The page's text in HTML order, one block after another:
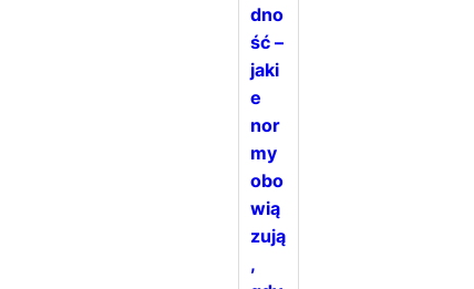
dno
ść –
jaki
e
nor
my
obo
wią
zują
,